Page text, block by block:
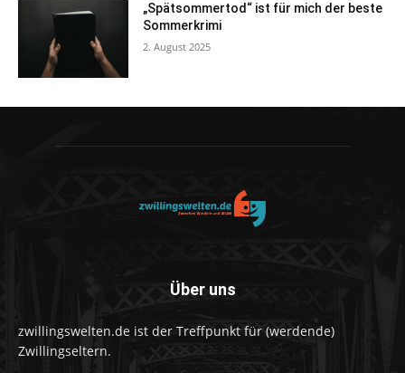
„Spätsommertod“ ist für mich der beste
Sommerkrimi
2. August 2025
Über uns
zwillingswelten.de ist der Treffpunkt für (werdende)
Zwillingseltern.